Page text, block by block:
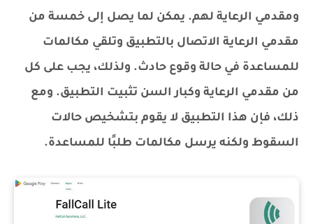
ومقدمي الرعاية لهم. يمكن لما يصل إلى خمسة من
مقدمي الرعاية الاتصال بالتطبيق وتلقي مكالمات
للمساعدة في حالة وقوع حادث. ولذلك، يجب على كل
من مقدمي الرعاية وكبار السن تثبيت التطبيق. ومع
ذلك، فإن هذا التطبيق لا يقوم بتشخيص حالات
السقوط ولكنه يرسل مكالمات طلبًا للمساعدة.